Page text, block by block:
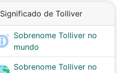
Significado de Tolliver
Sobrenome Tolliver no
mundo
Sobrenome Tolliver no